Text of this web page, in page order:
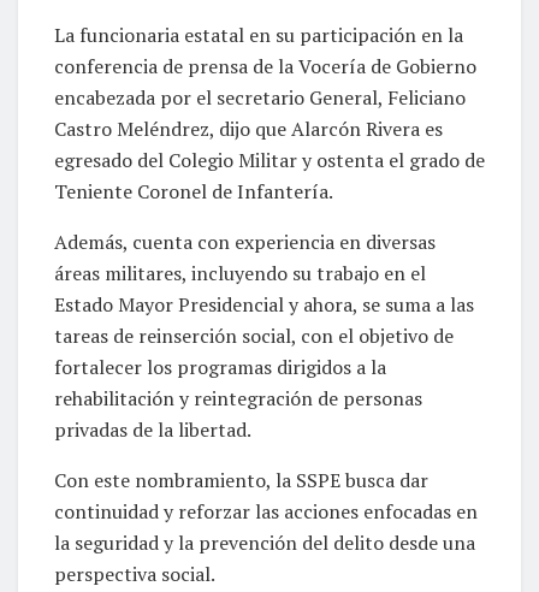
La funcionaria estatal en su participación en la
conferencia de prensa de la Vocería de Gobierno
encabezada por el secretario General, Feliciano
Castro Meléndrez, dijo que Alarcón Rivera es
egresado del Colegio Militar y ostenta el grado de
Teniente Coronel de Infantería.
Además, cuenta con experiencia en diversas
áreas militares, incluyendo su trabajo en el
Estado Mayor Presidencial y ahora, se suma a las
tareas de reinserción social, con el objetivo de
fortalecer los programas dirigidos a la
rehabilitación y reintegración de personas
privadas de la libertad.
Con este nombramiento, la SSPE busca dar
continuidad y reforzar las acciones enfocadas en
la seguridad y la prevención del delito desde una
perspectiva social.